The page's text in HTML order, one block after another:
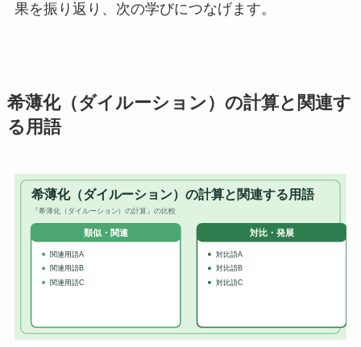
果を振り返り、次の学びにつなげます。
希薄化（ダイルーション）の計算と関連す
る用語